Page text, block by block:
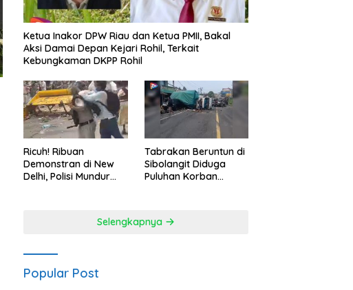
Ketua Inakor DPW Riau dan Ketua PMII, Bakal
Aksi Damai Depan Kejari Rohil, Terkait
Kebungkaman DKPP Rohil
Ricuh! Ribuan
Demonstran di New
Delhi, Polisi Mundur
Tabrakan Beruntun di
Sibolangit Diduga
Puluhan Korban
Selengkapnya
Popular Post